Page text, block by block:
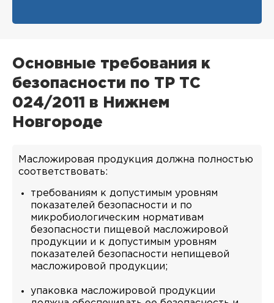
Основные требования к
безопасности по ТР ТС
024/2011 в Нижнем
Новгороде
Масложировая продукция должна полностью
соответствовать:
требованиям к допустимым уровням
показателей безопасности и по
микробиологическим нормативам
безопасности пищевой масложировой
продукции и к допустимым уровням
показателей безопасности непищевой
масложировой продукции;
упаковка масложировой продукции